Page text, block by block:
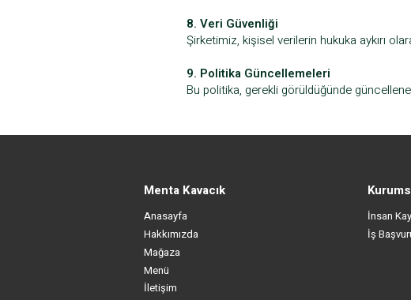
8. Veri Güvenliği
Şirketimiz, kişisel verilerin hukuka aykırı
9. Politika Güncellemeleri
Bu politika, gerekli görüldüğünde
Menta Kavacık
Anasayfa
Hakkımızda
İnsan
İş
Mağaza
Menü
İletişim